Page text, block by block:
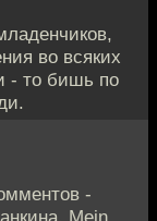
во всяких
- то бишь по
-
Mein